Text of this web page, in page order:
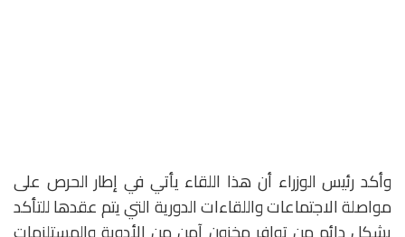
وأكد رئيس الوزراء أن هذا اللقاء يأتي في إطار الحرص على
مواصلة الاجتماعات واللقاءات الدورية التي يتم عقدها للتأكد